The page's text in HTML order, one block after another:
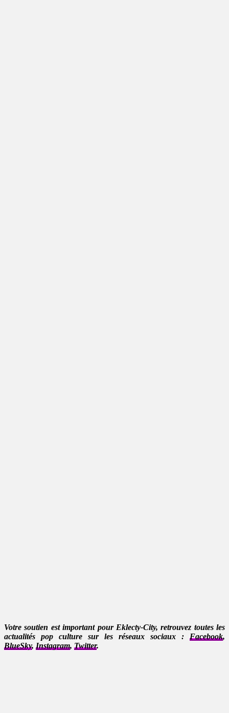
Votre soutien est important pour Eklecty-City, retrouvez toutes les
actualités pop culture sur les réseaux sociaux : Facebook,
BlueSky, Instagram, Twitter.